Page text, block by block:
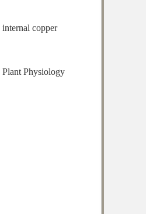
copper
Physiology